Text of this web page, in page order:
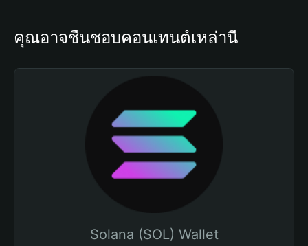
คุณอาจชื่นชอบคอนเทนต์เหล่านี้
Solana (SOL) Wallet